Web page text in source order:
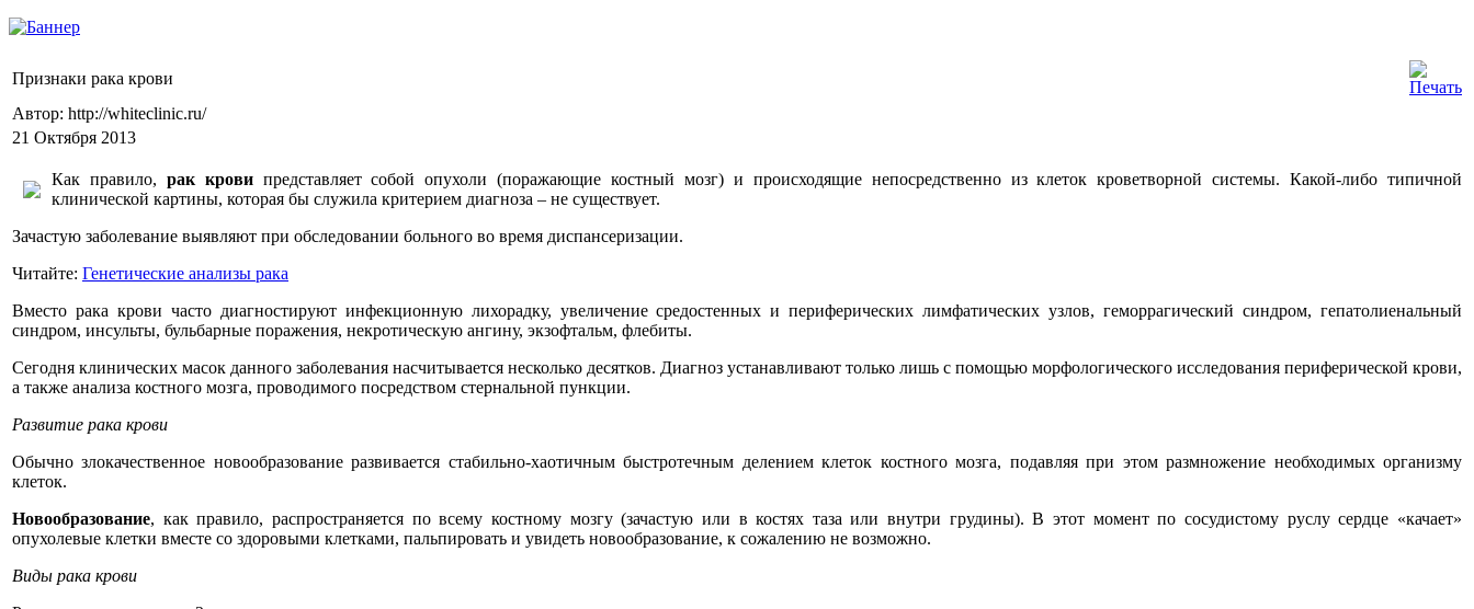
Признаки рака крови
Автор: http://whiteclinic.ru/
21 Октября 2013
Как правило, рак кровипредставляет собой опухоли (поражающие костный мозг) и происходящие непосредственно из клеток кроветворной системы. Какой-либо типичной
клинической картины, которая бы служила критерием диагноза – не существует.
Зачастую заболевание выявляют при обследовании больного во время диспансеризации.
Читайте: Генетические анализы рака
Вместо рака крови часто диагностируют инфекционную лихорадку, увеличение средостенных и периферических лимфатических узлов, геморрагический синдром, гепатолиенальный
синдром, инсульты, бульбарные поражения, некротическую ангину, экзофтальм, флебиты.
Сегодня клинических масок данного заболевания насчитывается несколько десятков. Диагноз устанавливают только лишь с помощью морфологического исследования периферической крови,
а также анализа костного мозга, проводимого посредством стернальной пункции.
Развитие рака крови
Обычно злокачественное новообразование развивается стабильно-хаотичным быстротечным делением клеток костного мозга, подавляя при этом размножение необходимых организму
клеток.
Новообразование, как правило, распространяется по всему костному мозгу (зачастую или в костях таза или внутри грудины). В этот момент по сосудистому руслу сердце «качает»
опухолевые клетки вместе со здоровыми клетками, пальпировать и увидеть новообразование, к сожалению не возможно.
Виды рака крови